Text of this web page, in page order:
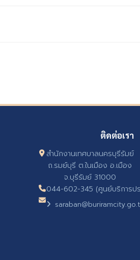
ติดต่อเรา
สำนักงานเทศบาลนครบุรีรัมย์
ถ.รมย์บุรี ต.ในเมือง อ.เมือง
จ.บุรีรัมย์ 31000
044-602-345 (ศูนย์บริการปร